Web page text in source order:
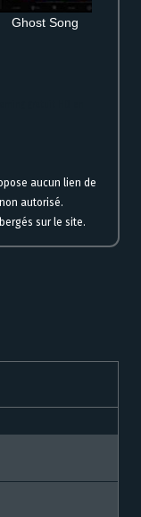
Ghost Song
aucun lien de
autorisé.
sur le site.